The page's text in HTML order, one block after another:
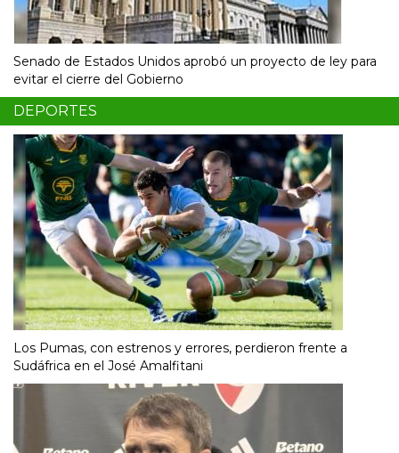
Senado de Estados Unidos aprobó un proyecto de ley para
evitar el cierre del Gobierno
DEPORTES
Los Pumas, con estrenos y errores, perdieron frente a
Sudáfrica en el José Amalfitani